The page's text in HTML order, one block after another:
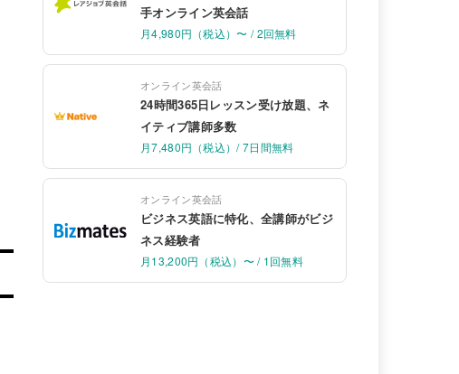
手オンライン英会話
月4,980円（税込）〜 / 2回無料
オンライン英会話
24時間365日レッスン受け放題、ネ
イティブ講師多数
月7,480円（税込）/ 7日間無料
オンライン英会話
ビジネス英語に特化、全講師がビジ
ネス経験者
月13,200円（税込）〜 / 1回無料